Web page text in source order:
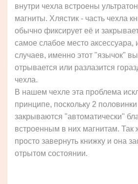
внутри чехла встроены
магниты. Хлястик - часть чехла
обычно фиксирует её и
самое слабое место аксессуара,
случаев, именно этот "язычок"
отрывается или разлазится
чехла.
В нашем чехле эта проблема
принципе, поскольку 2
закрываются "автоматически"
встроенным в них магнитам. Так
просто завернуть книжку и она
отрытом состоянии.